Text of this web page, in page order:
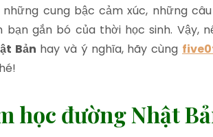
cung bậc cảm xúc, những
bạn gắn bó của thời học sinh. Vậy,
Bản hay và ý nghĩa, hãy cùng
học đường Nhật